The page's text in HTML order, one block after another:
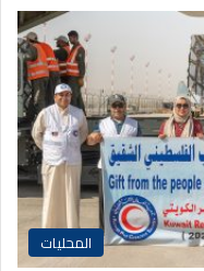
المحليات